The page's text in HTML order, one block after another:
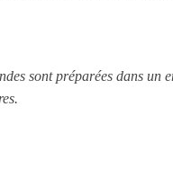
sont préparées dans un